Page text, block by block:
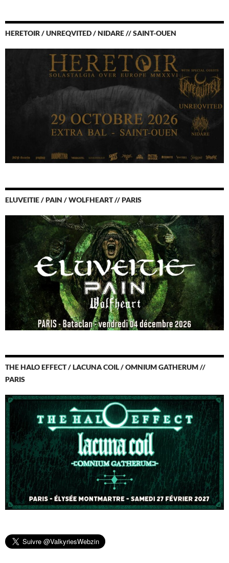
HERETOIR / UNREQVITED / NIDARE // SAINT-OUEN
ELUVEITIE / PAIN / WOLFHEART // PARIS
THE HALO EFFECT / LACUNA COIL / OMNIUM GATHERUM //
PARIS